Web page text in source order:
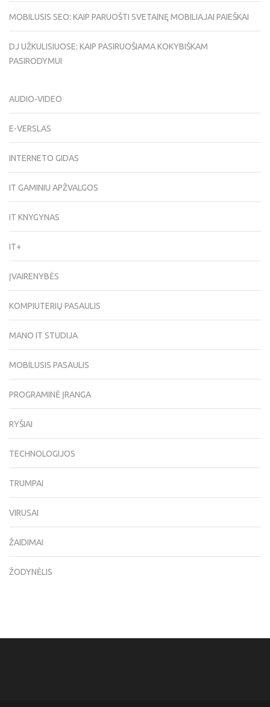
MOBILUSIS SEO: KAIP PARUOŠTI SVETAINĘ MOBILIAJAI PAIEŠKAI
DJ UŽKULISIUOSE: KAIP PASIRUOŠIAMA KOKYBIŠKAM
PASIRODYMUI
AUDIO-VIDEO
E-VERSLAS
INTERNETO GIDAS
IT GAMINIU APŽVALGOS
IT KNYGYNAS
IT+
ĮVAIRENYBĖS
KOMPIUTERIŲ PASAULIS
MANO IT STUDIJA
MOBILUSIS PASAULIS
PROGRAMINĖ ĮRANGA
RYŠIAI
TECHNOLOGIJOS
TRUMPAI
VIRUSAI
ŽAIDIMAI
ŽODYNĖLIS